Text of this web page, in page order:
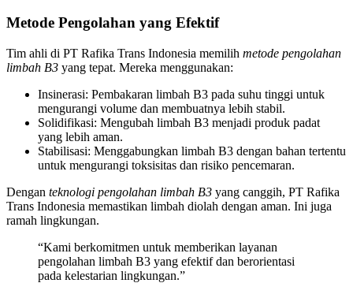
Metode Pengolahan yang Efektif
Tim ahli di PT Rafika Trans Indonesia memilih metode pengolahan
limbah B3 yang tepat. Mereka menggunakan:
Insinerasi: Pembakaran limbah B3 pada suhu tinggi untuk
mengurangi volume dan membuatnya lebih stabil.
Solidifikasi: Mengubah limbah B3 menjadi produk padat
yang lebih aman.
Stabilisasi: Menggabungkan limbah B3 dengan bahan tertentu
untuk mengurangi toksisitas dan risiko pencemaran.
Dengan teknologi pengolahan limbah B3 yang canggih, PT Rafika
Trans Indonesia memastikan limbah diolah dengan aman. Ini juga
ramah lingkungan.
“Kami berkomitmen untuk memberikan layanan
pengolahan limbah B3 yang efektif dan berorientasi
pada kelestarian lingkungan.”